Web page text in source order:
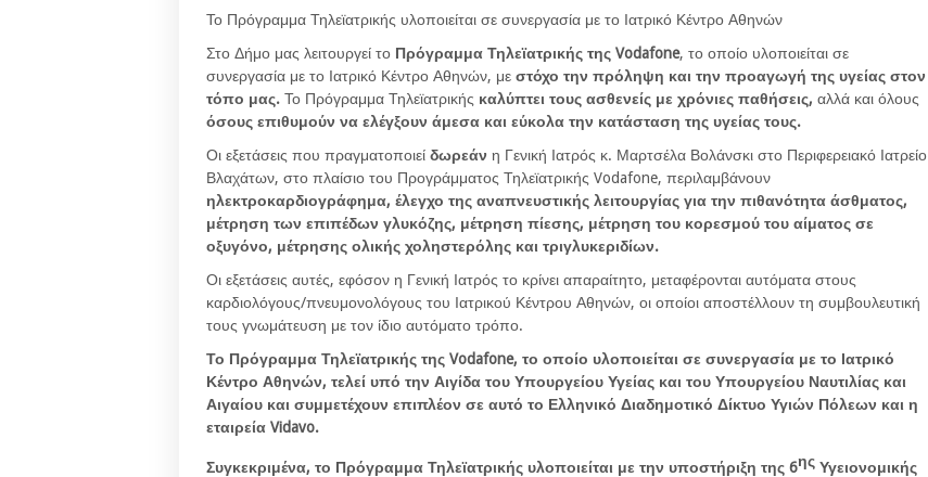
Το Πρόγραμμα Τηλεϊατρικής υλοποιείται σε συνεργασία με το Ιατρικό Κέντρο Αθηνών
Στο Δήμο μας λειτουργεί το Πρόγραμμα Τηλεϊατρικής της Vodafone, το οποίο υλοποιείται σε
συνεργασία με το Ιατρικό Κέντρο Αθηνών, με στόχο την πρόληψη και την προαγωγή της υγείας στον
τόπο μας. Το Πρόγραμμα Τηλεϊατρικής καλύπτει τους ασθενείς με χρόνιες παθήσεις, αλλά και όλους
όσους επιθυμούν να ελέγξουν άμεσα και εύκολα την κατάσταση της υγείας τους.
Οι εξετάσεις που πραγματοποιεί δωρεάν η Γενική Ιατρός κ. Μαρτσέλα Βολάνσκι στο Περιφερειακό Ιατρείο
Βλαχάτων, στο πλαίσιο του Προγράμματος Τηλεϊατρικής Vodafone, περιλαμβάνουν
ηλεκτροκαρδιογράφημα, έλεγχο της αναπνευστικής λειτουργίας για την πιθανότητα άσθματος,
μέτρηση των επιπέδων γλυκόζης, μέτρηση πίεσης, μέτρηση του κορεσμού του αίματος σε
οξυγόνο, μέτρησης ολικής χοληστερόλης και τριγλυκεριδίων.
Οι εξετάσεις αυτές, εφόσον η Γενική Ιατρός το κρίνει απαραίτητο, μεταφέρονται αυτόματα στους
καρδιολόγους/πνευμονολόγους του Ιατρικού Κέντρου Αθηνών, οι οποίοι αποστέλλουν τη συμβουλευτική
τους γνωμάτευση με τον ίδιο αυτόματο τρόπο.
Το Πρόγραμμα Τηλεϊατρικής της Vodafone, το οποίο υλοποιείται σε συνεργασία με το Ιατρικό
Κέντρο Αθηνών, τελεί υπό την Αιγίδα του Υπουργείου Υγείας και του Υπουργείου Ναυτιλίας και
Αιγαίου και συμμετέχουν επιπλέον σε αυτό το Ελληνικό Διαδημοτικό Δίκτυο Υγιών Πόλεων και η
εταιρεία Vidavo.
Συγκεκριμένα, το Πρόγραμμα Τηλεϊατρικής υλοποιείται με την υποστήριξη της 6ης Υγειονομικής